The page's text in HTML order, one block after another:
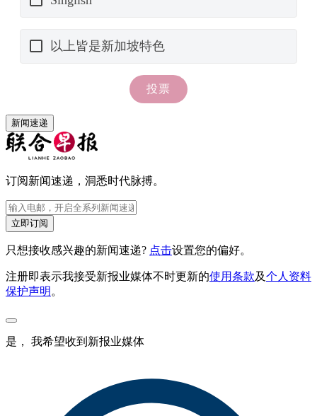
新闻速递
订阅新闻速递，洞悉时代脉搏。
立即订阅
只想接收感兴趣的新闻速递? 点击设置您的偏好。
注册即表示我接受新报业媒体不时更新的使用条款及个人资料
保护声明 。
是， 我希望收到新报业媒体